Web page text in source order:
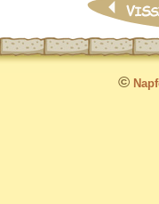
©